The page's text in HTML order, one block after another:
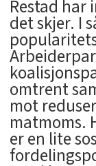
Restad
det skjer. I
omtrent
mot
matmoms.
er en lite